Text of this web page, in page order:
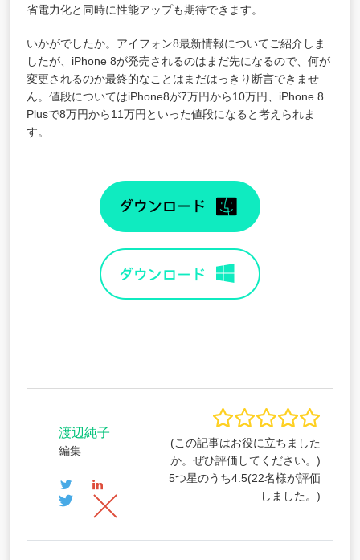
省電力化と同時に性能アップも期待できます。
いかがでしたか。アイフォン8最新情報についてご紹介しま
したが、iPhone 8が発売されるのはまだ先になるので、何が
変更されるのか最終的なことはまだはっきり断言できませ
ん。値段についてはiPhone8が7万円から10万円、iPhone 8
Plusで8万円から11万円といった値段になると考えられま
す。
渡辺純子
編集
(この記事はお役に立ちました
か。ぜひ評価してください。)
5つ星のうち4.5(22名様が評価
しました。)